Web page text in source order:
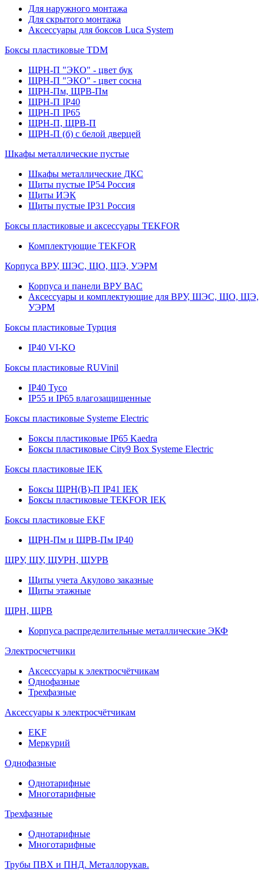
Для наружного монтажа
Для скрытого монтажа
Аксессуары для боксов Luca System
Боксы пластиковые TDM
ЩРН-П "ЭКО" - цвет бук
ЩРН-П "ЭКО" - цвет сосна
ЩРН-Пм, ЩРВ-Пм
ЩРН-П IP40
ЩРН-П IP65
ЩРН-П, ЩРВ-П
ЩРН-П (б) с белой дверцей
Шкафы металлические пустые
Шкафы металлические ДКС
Щиты пустые IP54 Россия
Щиты ИЭК
Щиты пустые IP31 Россия
Боксы пластиковые и аксессуары TEKFOR
Комплектующие TEKFOR
Корпуса ВРУ, ШЭС, ЩО, ЩЭ, УЭРМ
Корпуса и панели ВРУ ВАС
Аксессуары и комплектующие для ВРУ, ШЭС, ЩО, ЩЭ,
УЭРМ
Боксы пластиковые Турция
IP40 VI-KO
Боксы пластиковые RUVinil
IP40 Тусо
IP55 и IP65 влагозащищенные
Боксы пластиковые Systeme Electric
Боксы пластиковые IP65 Kaedra
Боксы пластиковые City9 Box Systeme Electric
Боксы пластиковые IEK
Боксы ЩРН(В)-П IP41 IEK
Боксы пластиковые TEKFOR IEK
Боксы пластиковые EKF
ЩРН-Пм и ЩРВ-Пм IP40
ЩРУ, ЩУ, ЩУРН, ЩУРВ
Щиты учета Акулово заказные
Щиты этажные
ЩРН, ЩРВ
Корпуса распределительные металлические ЭКФ
Электросчетчики
Аксессуары к электросчётчикам
Однофазные
Трехфазные
Аксессуары к электросчётчикам
EKF
Меркурий
Однофазные
Однотарифные
Многотарифные
Трехфазные
Однотарифные
Многотарифные
Трубы ПВХ и ПНД. Металлорукав.